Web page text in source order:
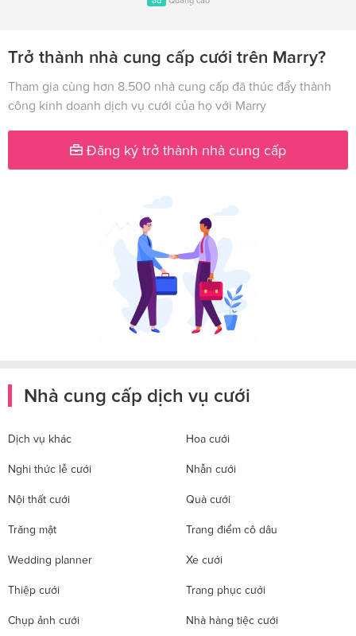
Trở thành nhà cung cấp cưới trên Marry?
Tham gia cùng hơn 8.500 nhà cung cấp đã thúc đẩy thành
công kinh doanh dịch vụ cưới của họ với Marry
Đăng ký trở thành nhà cung cấp
Nhà cung cấp dịch vụ cưới
Dịch vụ khác Hoa cưới
Nghi thức lễ cưới Nhẫn cưới
Nội thất cưới Quà cưới
Trăng mật Trang điểm cô dâu
Wedding planner Xe cưới
Thiệp cưới Trang phục cưới
Chụp ảnh cưới Nhà hàng tiệc cưới